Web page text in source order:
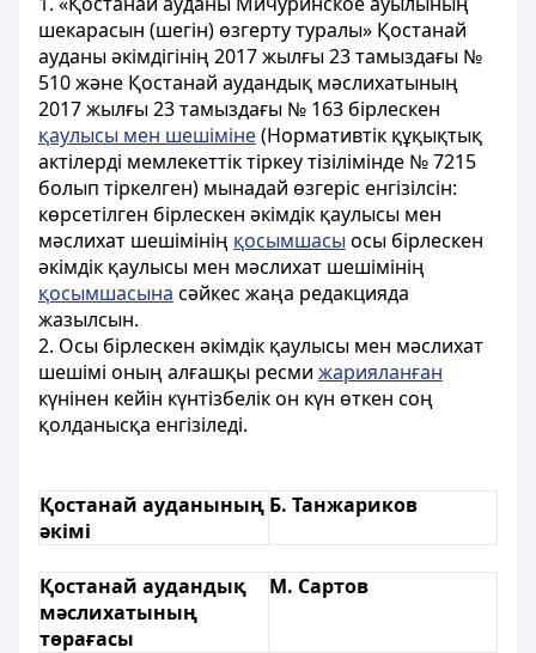
шекарасын (шегін) өзгерту туралы» Қостанай
ауданы әкімдігінің 2017 жылғы 23 тамыздағы №
510 және Қостанай аудандық мәслихатының
2017 жылғы 23 тамыздағы № 163 бірлескен
қаулысы мен шешіміне(Нормативтік құқықтық
актілерді мемлекеттік тіркеу тізілімінде № 7215
болып тіркелген) мынадай өзгеріс енгізілсін:
көрсетілген бірлескен әкімдік қаулысы мен
мәслихат шешімінің қосымшасы осы бірлескен
әкімдік қаулысы мен мәслихат шешімінің
қосымшасына сәйкес жаңа редакцияда
жазылсын.
2. Осы бірлескен әкімдік қаулысы мен мәслихат
шешімі оның алғашқы ресми жарияланған
күнінен кейін күнтізбелік он күн өткен соң
қолданысқа енгізіледі.
Қостанай ауданының
әкімі
Б. Танжариков
Қостанай аудандық
мәслихатының
төрағасы
М. Сартов